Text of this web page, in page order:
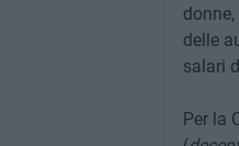
delle
salari
Per la